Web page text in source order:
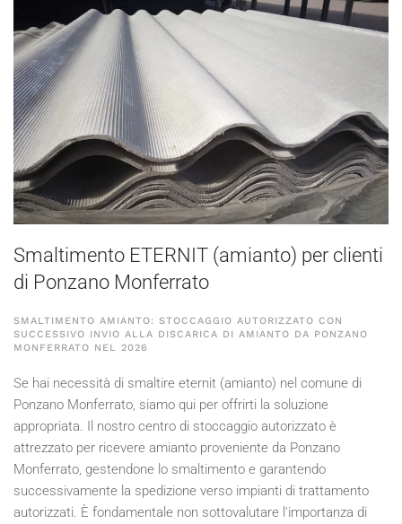
Smaltimento ETERNIT (amianto) per clienti
di Ponzano Monferrato
SMALTIMENTO AMIANTO: STOCCAGGIO AUTORIZZATO CON
SUCCESSIVO INVIO ALLA DISCARICA DI AMIANTO DA PONZANO
MONFERRATO NEL 2026
Se hai necessità di smaltire eternit (amianto) nel comune di
Ponzano Monferrato, siamo qui per offrirti la soluzione
appropriata. Il nostro centro di stoccaggio autorizzato è
attrezzato per ricevere amianto proveniente da Ponzano
Monferrato, gestendone lo smaltimento e garantendo
successivamente la spedizione verso impianti di trattamento
autorizzati. È fondamentale non sottovalutare l'importanza di